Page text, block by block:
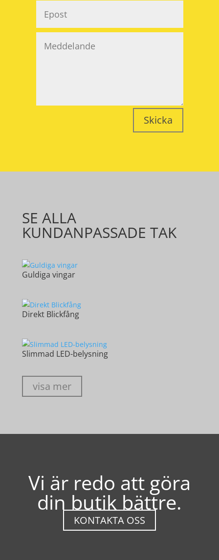
Skicka
SE ALLA
KUNDANPASSADE TAK
Guldiga vingar
Direkt Blickfång
Slimmad LED-belysning
visa mer
Vi är redo att göra
din butik bättre.
KONTAKTA OSS